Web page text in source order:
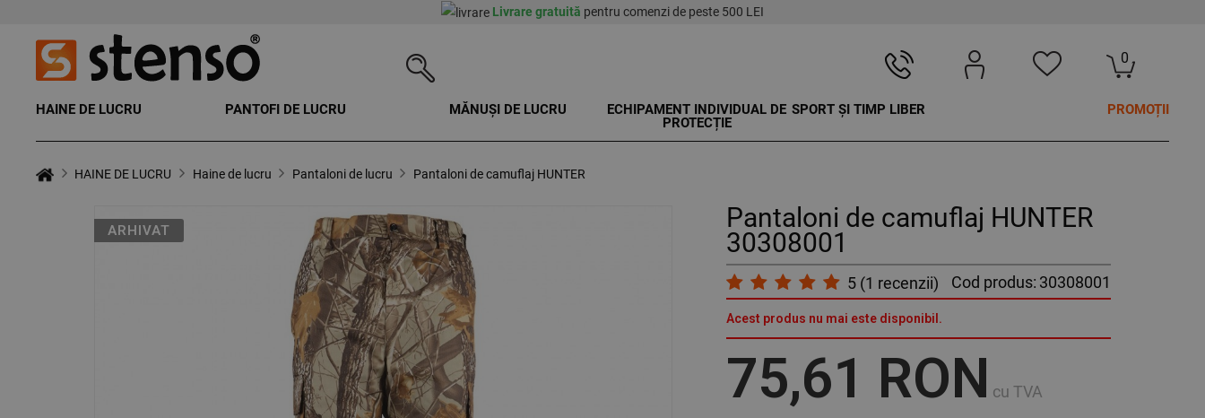
Livrare gratuită pentru comenzi de peste 500 LEI
0
HAINE DE LUCRU PANTOFI DE LUCRU MĂNUȘI DE LUCRU
ECHIPAMENT INDIVIDUAL DE
PROTECȚIE
SPORT ȘI TIMP LIBER PROMOȚII
HAINE DE LUCRU Haine de lucru Pantaloni de lucru Pantaloni de camuflaj HUNTER
ARHIVAT
Pantaloni de camuflaj HUNTER
30308001
5 (1 recenzii) Cod produs: 30308001
Acest produs nu mai este disponibil.
75,61 RON cu TVA